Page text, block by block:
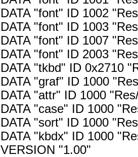
DATA "font" ID 1002
DATA "font" ID 1003
DATA "font" ID 1007
DATA "font" ID 2003
DATA "tkbd" ID 0x2710
DATA "graf" ID 1000
DATA "attr" ID 1000
DATA "case" ID 1000
DATA "sort" ID 1000
DATA "kbdx" ID 1000
VERSION "1.00"